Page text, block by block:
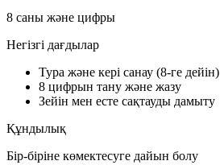
8 саны және цифры
Негізгі дағдылар
Тура және кері санау (8-ге дейін)
8 цифрын тану және жазу
Зейін мен есте сақтауды дамыту
Құндылық
Бір-біріне көмектесуге дайын болу